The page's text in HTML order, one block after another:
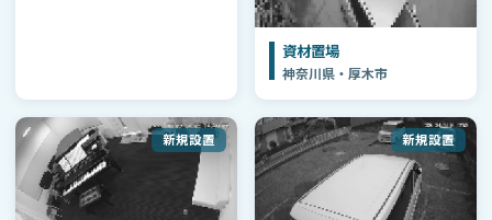
資材置場
神奈川県・厚木市
新規設置 新規設置